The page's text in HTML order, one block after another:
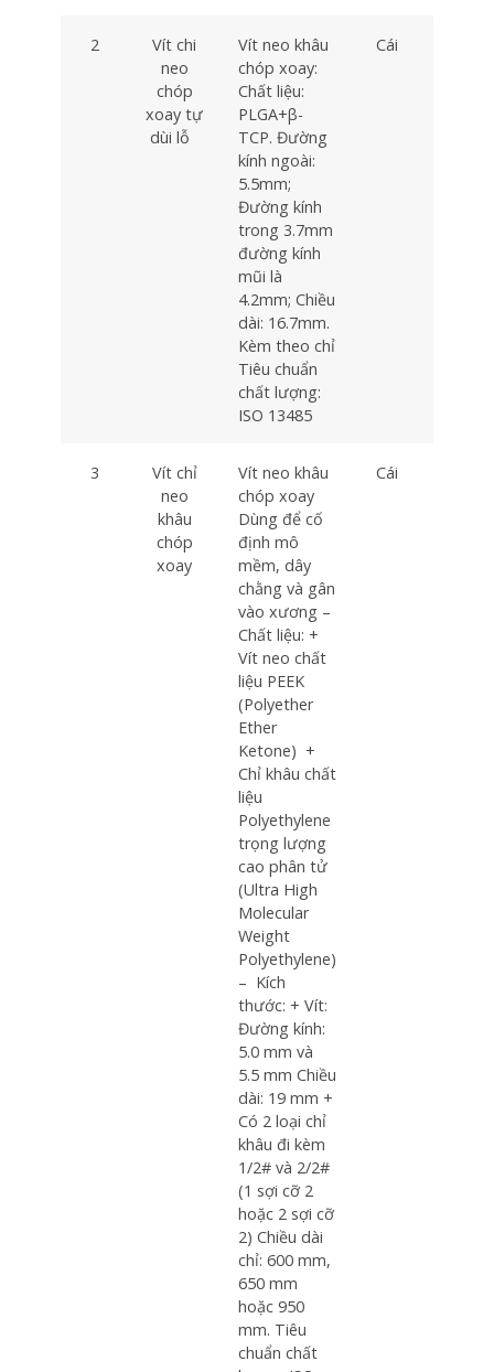
2
Vít chi
neo
chóp
xoay tự
dùi lỗ
Vít neo khâu
chóp xoay:
Chất liệu:
PLGA+β-
TCP. Đường
kính ngoài:
5.5mm;
Đường kính
trong 3.7mm
đường kính
mũi là
4.2mm; Chiều
dài: 16.7mm.
Kèm theo chỉ
Tiêu chuẩn
chất lượng:
ISO 13485
Cái
3
Vít chỉ
neo
khâu
chóp
xoay
Vít neo khâu
chóp xoay
Dùng để cố
định mô
mềm, dây
chằng và gân
vào xương –
Chất liệu: +
Vít neo chất
liệu PEEK
(Polyether
Ether
Ketone) +
Chỉ khâu chất
liệu
Polyethylene
trọng lượng
cao phân tử
(Ultra High
Molecular
Weight
Polyethylene)
– Kích
thước: + Vít:
Đường kính:
5.0 mm và
5.5 mm Chiều
dài: 19 mm +
Có 2 loại chỉ
khâu đi kèm
1/2# và 2/2#
(1 sợi cỡ 2
hoặc 2 sợi cỡ
2) Chiều dài
chỉ: 600 mm,
650 mm
hoặc 950
mm. Tiêu
chuẩn chất
Cái